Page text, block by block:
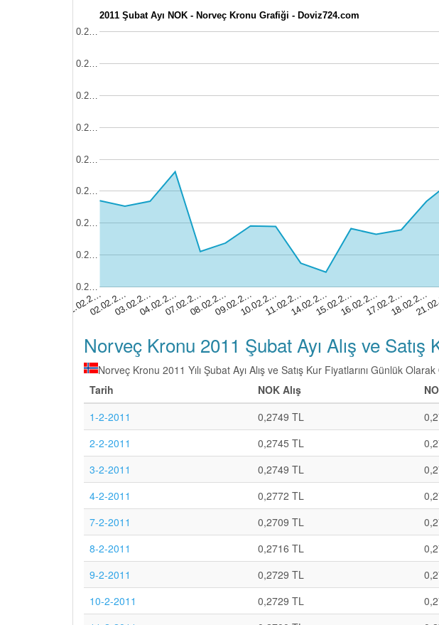
2011 Şubat Ayı NOK - Norveç Kronu Grafiği - Doviz724.com
01.02.2…02.02.2…03.02.2…04.02.2…07.02.2…08.02.2…09.02.2…10.02.2…11.02.2…14.02.2…15.02.2…16.02.2…17.02.2…18.02.2…
0.2…
0.2…
0.2…
0.2…
0.2…
0.2…
0.2…
0.2…
0.2…
Norveç Kronu 2011 Şubat Ayı Alış ve Satış
Norveç Kronu 2011 Yılı Şubat Ayı Alış ve Satış Kur Fiyatlarını Günlük
Tarih
NOK Alış
1-2-2011
0,2749 TL
2-2-2011
0,2745 TL
3-2-2011
0,2749 TL
4-2-2011
0,2772 TL
7-2-2011
0,2709 TL
8-2-2011
0,2716 TL
9-2-2011
0,2729 TL
10-2-2011
0,2729 TL